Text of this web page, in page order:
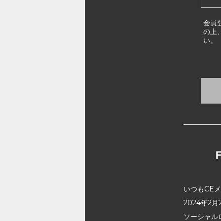
会員
の上
い。
いつもCE
2024年2月
ソーシャ